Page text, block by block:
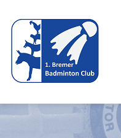
Inhalt
springen